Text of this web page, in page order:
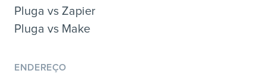
Pluga vs Zapier
Pluga vs Make
ENDEREÇO